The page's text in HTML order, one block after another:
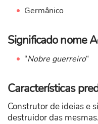
Germânico
Significado nome
“Nobre guerreiro“
Características
Construtor de ideias e
destruidor das mesmas.